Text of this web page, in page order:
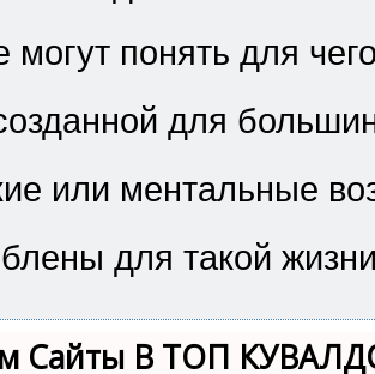
могут понять для
для
или ментальные
для такой
Сайты В ТОП